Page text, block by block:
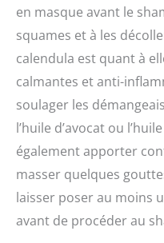
en masque avant le
squames et à les
calendula est quant à
calmantes et anti-
soulager les
l’huile d’avocat ou
également apporter
masser quelques
laisser poser au moins
avant de procéder au